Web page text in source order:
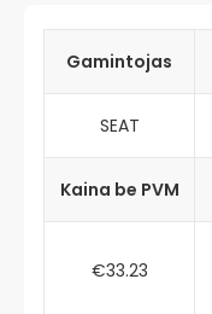
Gamintojas
SEAT
Kaina be PVM
€33.23